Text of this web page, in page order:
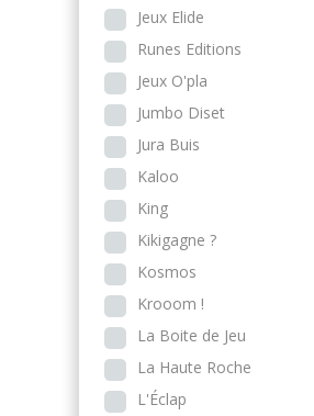
Jeux Elide
Runes Editions
Jeux O'pla
Jumbo Diset
Jura Buis
Kaloo
King
Kikigagne ?
Kosmos
Krooom !
La Boite de Jeu
La Haute Roche
L'Éclap